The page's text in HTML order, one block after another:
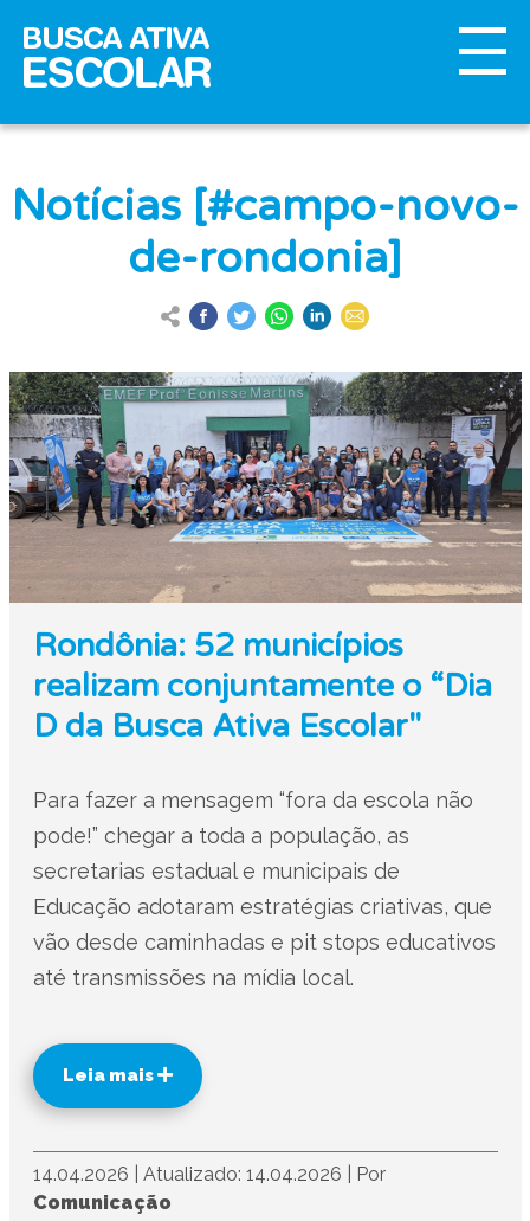
Notícias [#campo-novo-
de-rondonia]
Rondônia: 52 municípios
realizam conjuntamente o “Dia
D da Busca Ativa Escolar"
Para fazer a mensagem “fora da escola não
pode!” chegar a toda a população, as
secretarias estadual e municipais de
Educação adotaram estratégias criativas, que
vão desde caminhadas e pit stops educativos
até transmissões na mídia local.
Leia mais
14.04.2026 Atualizado: 14.04.2026
Por
Comunicação